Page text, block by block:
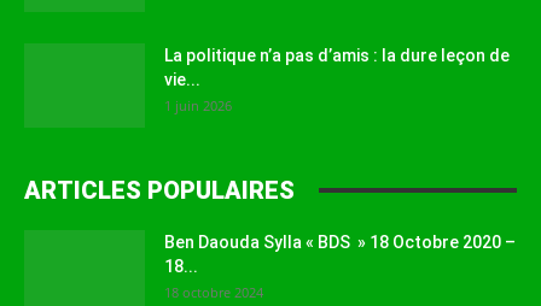
La politique n’a pas d’amis : la dure leçon de
vie...
1 juin 2026
ARTICLES POPULAIRES
Ben Daouda Sylla « BDS » 18 Octobre 2020 –
18...
18 octobre 2024